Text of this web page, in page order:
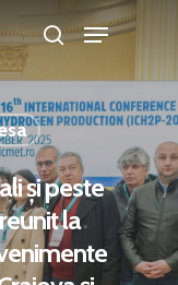
close
și peste
la